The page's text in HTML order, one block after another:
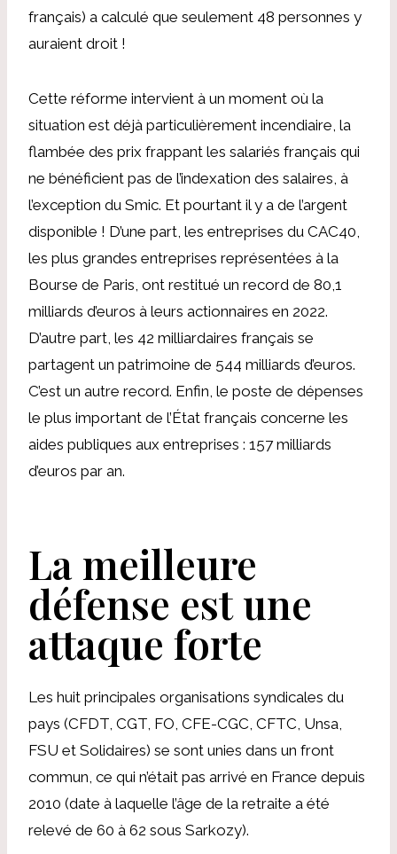
français) a calculé que seulement 48 personnes y
auraient droit !
Cette réforme intervient à un moment où la
situation est déjà particulièrement incendiaire, la
flambée des prix frappant les salariés français qui
ne bénéficient pas de l’indexation des salaires, à
l’exception du Smic. Et pourtant il y a de l’argent
disponible ! D’une part, les entreprises du CAC40,
les plus grandes entreprises représentées à la
Bourse de Paris, ont restitué un record de 80,1
milliards d’euros à leurs actionnaires en 2022.
D’autre part, les 42 milliardaires français se
partagent un patrimoine de 544 milliards d’euros.
C’est un autre record. Enfin, le poste de dépenses
le plus important de l’État français concerne les
aides publiques aux entreprises : 157 milliards
d’euros par an.
La meilleure
défense est une
attaque forte
Les huit principales organisations syndicales du
pays (CFDT, CGT, FO, CFE-CGC, CFTC, Unsa,
FSU et Solidaires) se sont unies dans un front
commun, ce qui n’était pas arrivé en France depuis
2010 (date à laquelle l’âge de la retraite a été
relevé de 60 à 62 sous Sarkozy).